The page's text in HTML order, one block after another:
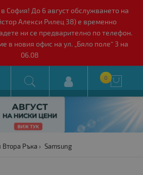
София! До 6 август обслужването на
Алекси Рилец 38) е временно
ни се предварително по телефон.
в новия офис на ул. „Бяло поле“ 3 на
06.08
 0 
Ръка Samsung